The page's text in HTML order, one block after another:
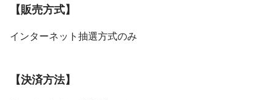
【販売方式】
インターネット抽選方式のみ
【決済方法】